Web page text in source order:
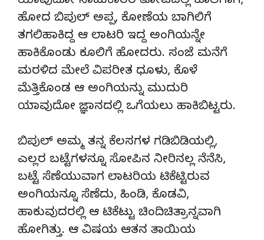
ಹೋದ ಬಿಪುಲ್ ಅಪ್ಪ, ಕೋಣೆಯ ಬಾಗಿಲಿಗೆ
ತಗಲಿಹಾಕಿದ್ದ ಆ ಲಾಟರಿ ಇದ್ದ ಅಂಗಿಯನ್ನೇ
ಹಾಕಿಕೊಂಡು ಕೂಲಿಗೆ ಹೋದರು. ಸಂಜೆ ಮನೆಗೆ
ಮರಳಿದ ಮೇಲೆ ವಿಪರೀತ ಧೂಳು, ಕೊಳೆ
ಮೆತ್ತಿಕೊಂಡ ಆ ಅಂಗಿಯನ್ನು ಮುದುರಿ
ಯಾವುದೋ ಜ್ಞಾನದಲ್ಲಿ ಒಗೆಯಲು ಹಾಕಿಬಿಟ್ಟರು.
ಬಿಪುಲ್ ಅಮ್ಮ ತನ್ನ ಕೆಲಸಗಳ ಗಡಿಬಿಡಿಯಲ್ಲಿ,
ಎಲ್ಲರ ಬಟ್ಟೆಗಳನ್ನೂ ಸೋಪಿನ ನೀರಿನಲ್ಲ ನೆನೆಸಿ,
ಬಟ್ಟೆ ಸೆಣೆಯುವಾಗ ಲಾಟರಿಯ ಟಿಕೆಟ್ಟಿರುವ
ಅಂಗಿಯನ್ನೂ ಸೆಣೆದು, ಹಿಂಡಿ, ಕೊಡವಿ,
ಹಾಕುವುದರಲ್ಲಿ ಆ ಟಿಕೆಟ್ಟು ಚಿಂದಿಚಿತ್ರಾನ್ನವಾಗಿ
ಹೋಗಿತ್ತು. ಆ ವಿಷಯ ಆತನ ತಾಯಿಯ